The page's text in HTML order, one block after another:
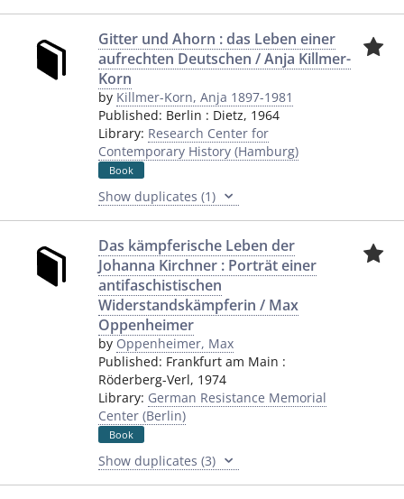
Gitter und Ahorn : das Leben einer
aufrechten Deutschen / Anja Killmer-
Korn
by Killmer-Korn, Anja 1897-1981
Published: Berlin : Dietz, 1964
Library: Research Center for
Contemporary History (Hamburg)
Book
Show duplicates (1)
Das kämpferische Leben der
Johanna Kirchner : Porträt einer
antifaschistischen
Widerstandskämpferin / Max
Oppenheimer
by Oppenheimer, Max
Published: Frankfurt am Main :
Röderberg-Verl, 1974
Library: German Resistance Memorial
Center (Berlin)
Book
Show duplicates (3)